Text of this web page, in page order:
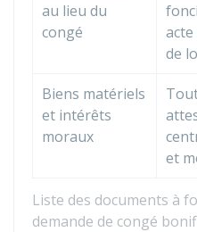
Liste des documents à
demande de congé
au lieu du
congé
de
Biens matériels
et intérêts
moraux
et